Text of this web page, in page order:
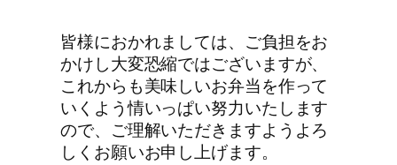
皆様におかれましては、ご負担をお
かけし大変恐縮ではございますが、
これからも美味しいお弁当を作って
いくよう情いっぱい努力いたします
ので、ご理解いただきますようよろ
しくお願いお申し上げます。